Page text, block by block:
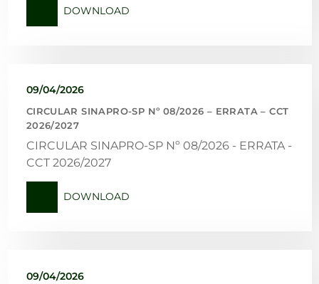
DOWNLOAD
09/04/2026
CIRCULAR SINAPRO-SP Nº 08/2026 – ERRATA – CCT
2026/2027
CIRCULAR SINAPRO-SP Nº 08/2026 - ERRATA -
CCT 2026/2027
DOWNLOAD
09/04/2026